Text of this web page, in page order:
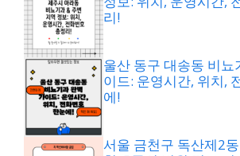
리!
울산 동구 대송동 비뇨
이드: 운영시간, 위치,
에!
서울 금천구 독산제2